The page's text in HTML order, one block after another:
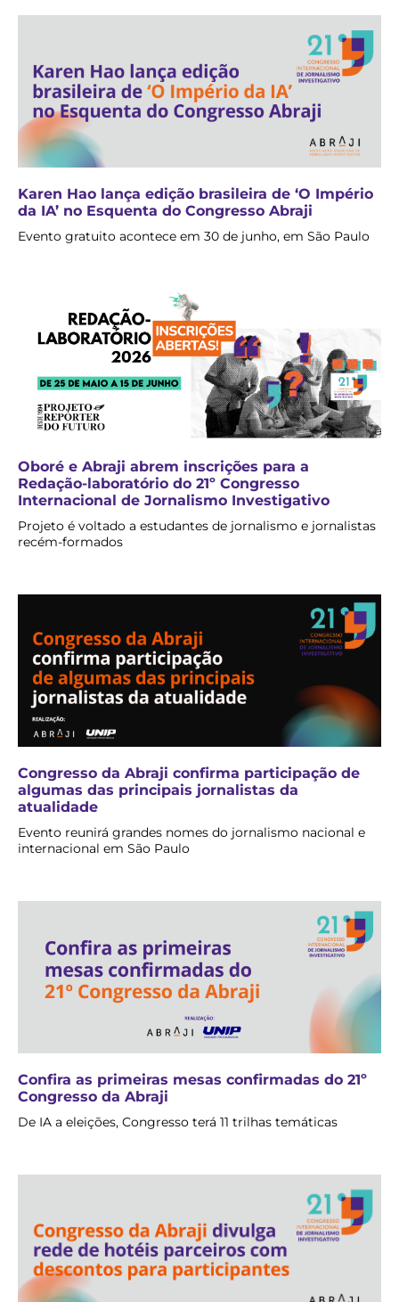
Karen Hao lança edição brasileira de ‘O Império
da IA’ no Esquenta do Congresso Abraji
Evento gratuito acontece em 30 de junho, em São Paulo
Oboré e Abraji abrem inscrições para a
Redação-laboratório do 21º Congresso
Internacional de Jornalismo Investigativo
Projeto é voltado a estudantes de jornalismo e jornalistas
recém-formados
Congresso da Abraji confirma participação de
algumas das principais jornalistas da
atualidade
Evento reunirá grandes nomes do jornalismo nacional e
internacional em São Paulo
Confira as primeiras mesas confirmadas do 21º
Congresso da Abraji
De IA a eleições, Congresso terá 11 trilhas temáticas